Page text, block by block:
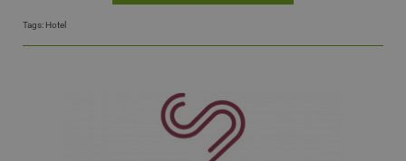
Tags: Hotel